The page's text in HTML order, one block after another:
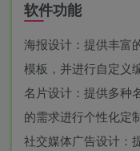
软件功能
海报设计：提供丰富
模板，并进行自定义
名片设计：提供多种
的需求进行个性化定
社交媒体广告设计：